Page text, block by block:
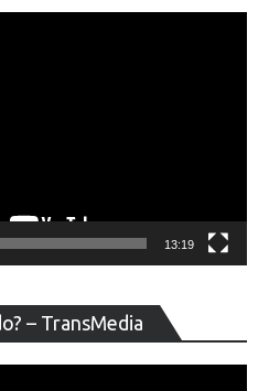
13:19
– TransMedia
de